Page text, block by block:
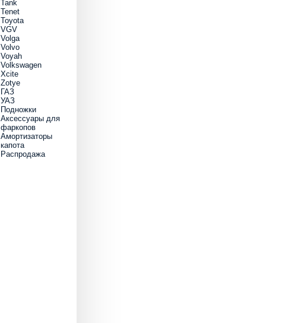
Tank
Tenet
Toyota
VGV
Volga
Volvo
Voyah
Volkswagen
Xcite
Zotye
ГАЗ
УАЗ
Подножки
Аксессуары для
фаркопов
Амортизаторы
капота
Распродажа